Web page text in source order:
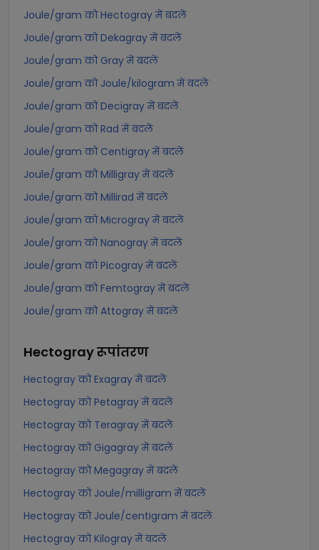
Joule/gram को Hectogray में बदलें
Joule/gram को Dekagray में बदलें
Joule/gram को Gray में बदलें
Joule/gram को Joule/kilogram में बदलें
Joule/gram को Decigray में बदलें
Joule/gram को Rad में बदलें
Joule/gram को Centigray में बदलें
Joule/gram को Milligray में बदलें
Joule/gram को Millirad में बदलें
Joule/gram को Microgray में बदलें
Joule/gram को Nanogray में बदलें
Joule/gram को Picogray में बदलें
Joule/gram को Femtogray में बदलें
Joule/gram को Attogray में बदलें
Hectograyरूपांतरण
Hectogray को Exagray में बदलें
Hectogray को Petagray में बदलें
Hectogray को Teragray में बदलें
Hectogray को Gigagray में बदलें
Hectogray को Megagray में बदलें
Hectogray को Joule/milligram में बदलें
Hectogray को Joule/centigram में बदलें
Hectogray को Kilogray में बदलें